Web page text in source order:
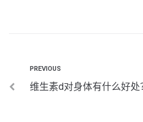
PREVIOUS
维生素d对身体有什么好处